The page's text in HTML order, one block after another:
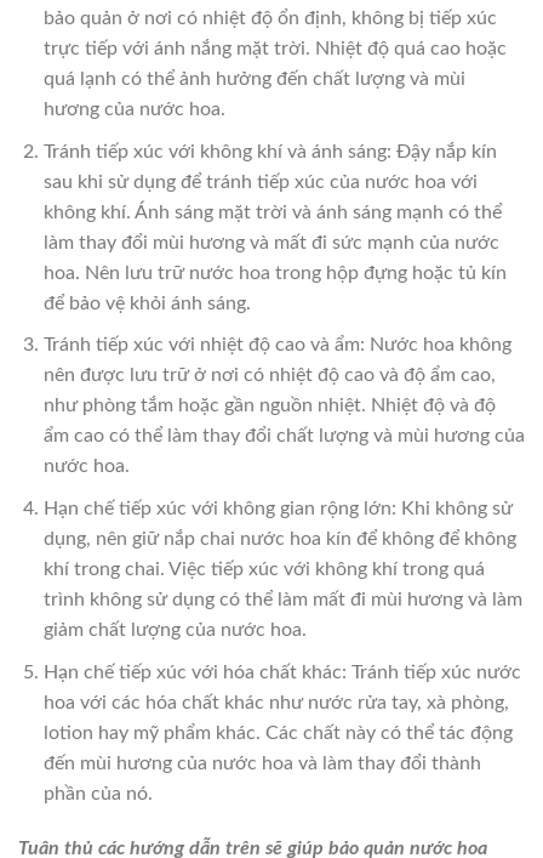
bảo quản ở nơi có nhiệt độ ổn định, không bị tiếp xúc
trực tiếp với ánh nắng mặt trời. Nhiệt độ quá cao hoặc
quá lạnh có thể ảnh hưởng đến chất lượng và mùi
hương của nước hoa.
Tránh tiếp xúc với không khí và ánh sáng: Đậy nắp kín
sau khi sử dụng để tránh tiếp xúc của nước hoa với
không khí. Ánh sáng mặt trời và ánh sáng mạnh có thể
làm thay đổi mùi hương và mất đi sức mạnh của nước
hoa. Nên lưu trữ nước hoa trong hộp đựng hoặc tủ kín
để bảo vệ khỏi ánh sáng.
Tránh tiếp xúc với nhiệt độ cao và ẩm: Nước hoa không
nên được lưu trữ ở nơi có nhiệt độ cao và độ ẩm cao,
như phòng tắm hoặc gần nguồn nhiệt. Nhiệt độ và độ
ẩm cao có thể làm thay đổi chất lượng và mùi hương của
nước hoa.
Hạn chế tiếp xúc với không gian rộng lớn: Khi không sử
dụng, nên giữ nắp chai nước hoa kín để không để không
khí trong chai. Việc tiếp xúc với không khí trong quá
trình không sử dụng có thể làm mất đi mùi hương và làm
giảm chất lượng của nước hoa.
Hạn chế tiếp xúc với hóa chất khác: Tránh tiếp xúc nước
hoa với các hóa chất khác như nước rửa tay, xà phòng,
lotion hay mỹ phẩm khác. Các chất này có thể tác động
đến mùi hương của nước hoa và làm thay đổi thành
phần của nó.
Tuân thủ các hướng dẫn trên sẽ giúp bảo quản nước hoa